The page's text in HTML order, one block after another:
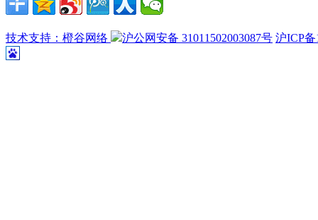
技术支持：橙谷网络 沪公网安备 31011502003087号 沪ICP备